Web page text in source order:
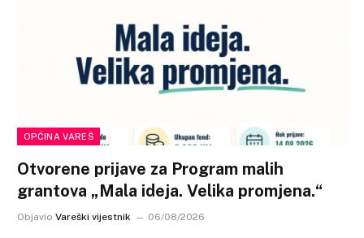
OPĆINA VAREŠ
Otvorene prijave za Program malih
grantova „Mala ideja. Velika promjena.“
Objavio Vareški vijestnik 06/08/2026